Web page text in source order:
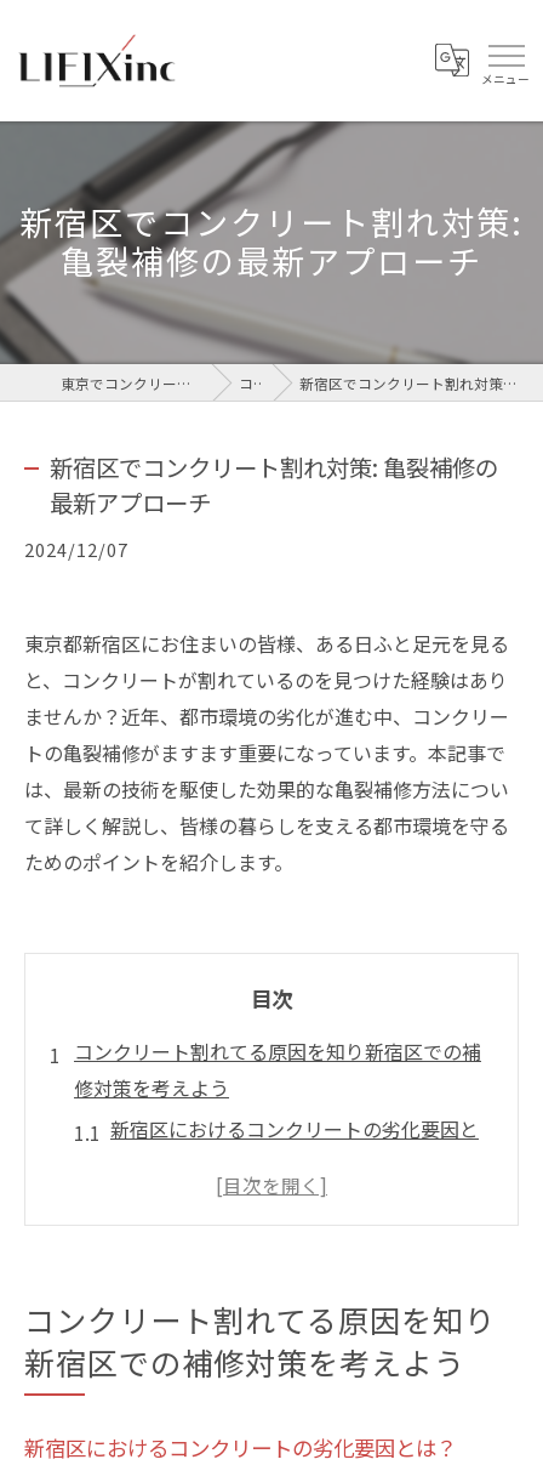
新宿区でコンクリート割れ対策:
亀裂補修の最新アプローチ
東京でコンクリートなら株式会社LIFIX コラム 新宿区でコンクリート割れ対策: 亀裂補修の最新アプローチ
新宿区でコンクリート割れ対策: 亀裂補修の
最新アプローチ
2024/12/07
東京都新宿区にお住まいの皆様、ある日ふと足元を見る
と、コンクリートが割れているのを見つけた経験はあり
ませんか？近年、都市環境の劣化が進む中、コンクリー
トの亀裂補修がますます重要になっています。本記事で
は、最新の技術を駆使した効果的な亀裂補修方法につい
て詳しく解説し、皆様の暮らしを支える都市環境を守る
ためのポイントを紹介します。
目次
コンクリート割れてる原因を知り新宿区での補
修対策を考えよう
新宿区におけるコンクリートの劣化要因と
コンクリート割れの原因を理解して予防策
コンクリート亀裂の早期発見とその重要性
都市環境におけるコンクリート劣化の進行
新宿区での効果的なコンクリート割れ対策
コンクリート割れてる原因を知り
新宿区での補修対策を考えよう
新宿区におけるコンクリートの劣化要因とは？